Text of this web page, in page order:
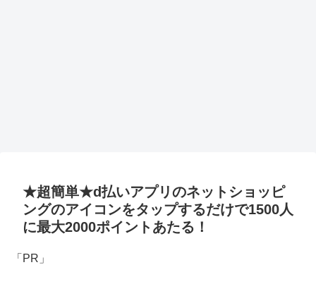
★超簡単★d払いアプリのネットショッピ
ングのアイコンをタップするだけで1500人
に最大2000ポイントあたる！
「PR」